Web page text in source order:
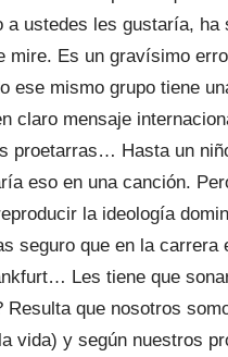
a ustedes les gustaría,
mire. Es un gravísimo
ese mismo grupo tiene
claro mensaje
proetarras… Hasta un
eso en una canción.
la ideología
seguro que en la carrera
Les tiene que
Resulta que nosotros
vida) y según nuestros